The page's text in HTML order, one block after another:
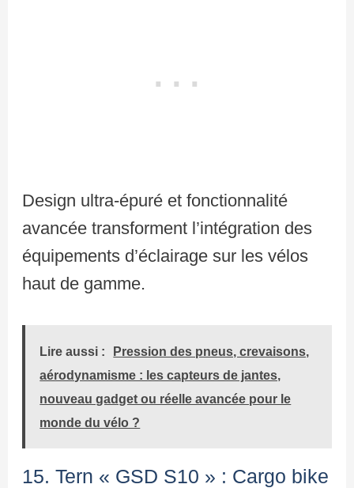
Design ultra-épuré et fonctionnalité
avancée transforment l’intégration des
équipements d’éclairage sur les vélos
haut de gamme.
Lire aussi :
Pression des pneus, crevaisons,
aérodynamisme : les capteurs de jantes,
nouveau gadget ou réelle avancée pour le
monde du vélo ?
15. Tern « GSD S10 » : Cargo bike